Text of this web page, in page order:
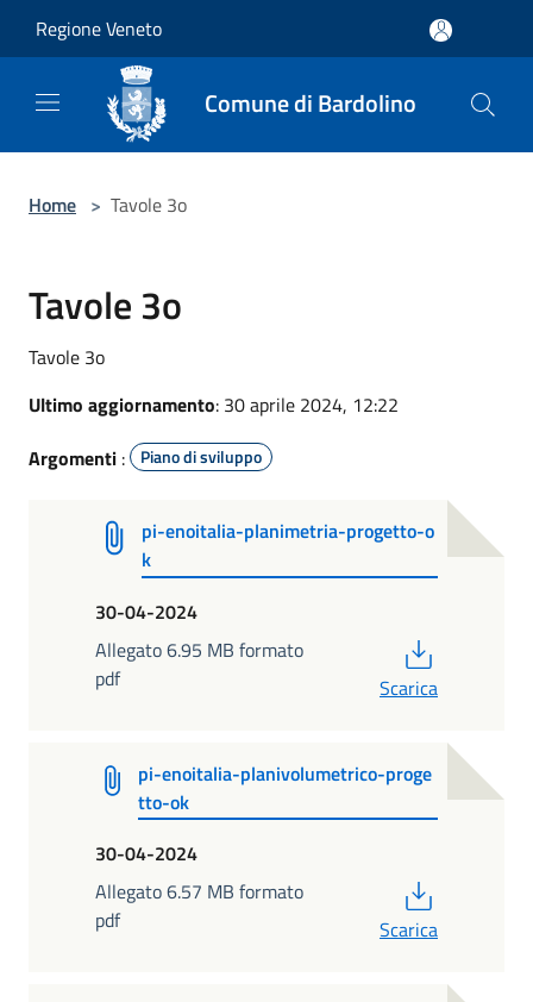
Regione Veneto
Comune di Bardolino
Home > Tavole 3o
Tavole 3o
Tavole 3o
Ultimo aggiornamento: 30 aprile 2024, 12:22
Argomenti : Piano di sviluppo
pi-enoitalia-planimetria-progetto-o
k
30-04-2024
Allegato 6.95 MB formato
pdf
Scarica
pi-enoitalia-planivolumetrico-proge
tto-ok
30-04-2024
Allegato 6.57 MB formato
pdf
Scarica